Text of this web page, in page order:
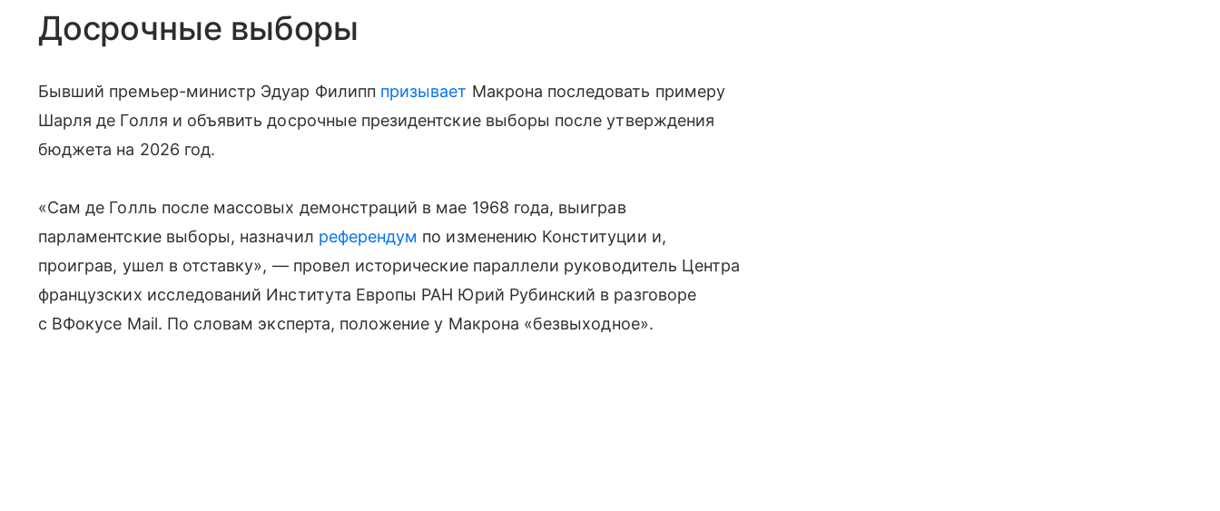
Досрочные выборы
Бывший премьер-министр Эдуар Филипп призывает Макрона последовать примеру
Шарля де Голля и объявить досрочные президентские выборы после утверждения
бюджета на 2026 год.
«Сам де Голль после массовых демонстраций в мае 1968 года, выиграв
парламентские выборы, назначил референдум по изменению Конституции и,
проиграв, ушел в отставку», — провел исторические параллели руководитель Центра
французских исследований Института Европы РАН Юрий Рубинский в разговоре
с ВФокусе Mail. По словам эксперта, положение у Макрона «безвыходное».